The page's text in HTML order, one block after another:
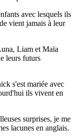
avec lesquels ils
vient jamais à leur
Liam et Maïa
leurs futurs
s'est mariée avec
ils vivent en
surprises, je me
lacunes en anglais.